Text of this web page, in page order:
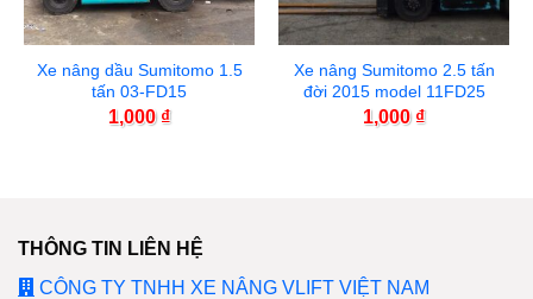
Xe nâng dầu Sumitomo 1.5
tấn 03-FD15
1,000 ₫
Xe nâng Sumitomo 2.5 tấn
đời 2015 model 11FD25
1,000 ₫
THÔNG TIN LIÊN HỆ
CÔNG TY TNHH XE NÂNG VLIFT VIỆT NAM